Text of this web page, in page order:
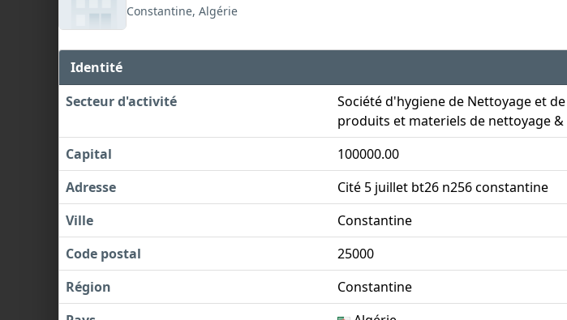
Constantine, Algérie
Identité
Secteur d'activité
Société d'hygiene de Nettoyage et
produits et materiels de nettoyage
Capital
100000.00
Adresse
Cité 5 juillet bt26 n256 constantine
Ville
Constantine
Code postal
25000
Région
Constantine